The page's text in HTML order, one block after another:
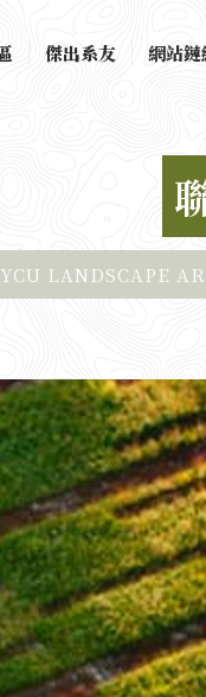
傑出系友 網站鏈
LANDSCAPE